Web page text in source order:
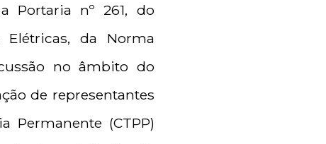
Portaria nº 261, do
da Norma
no âmbito do
de representantes
Permanente (CTPP)